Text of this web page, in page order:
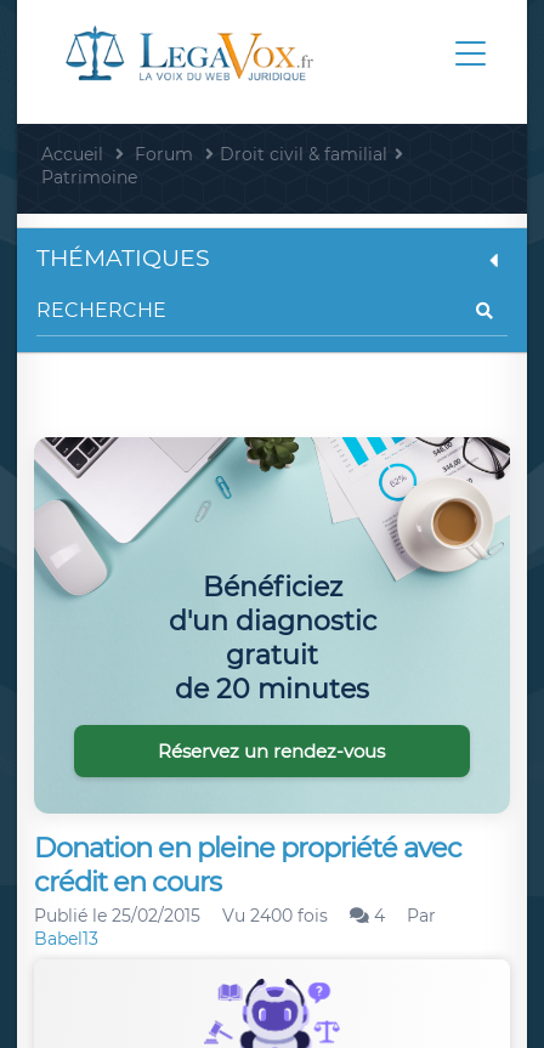
Accueil Forum
Droit civil & familial
Patrimoine
Donation en pleine propriété avec
crédit en cours
Publié le 25/02/2015 Vu 2400 fois 4
Par
Babel13
THÉMATIQUES
Bénéficiez
d'un diagnostic
gratuit
de 20 minutes
Réservez un rendez-vous